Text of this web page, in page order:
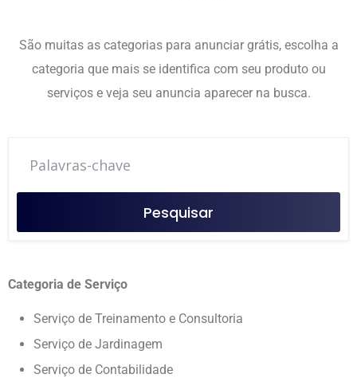
São muitas as categorias para anunciar grátis, escolha a
categoria que mais se identifica com seu produto ou
serviços e veja seu anuncia aparecer na busca.
Pesquisar
Categoria de Serviço
Serviço de Treinamento e Consultoria
Serviço de Jardinagem
Serviço de Contabilidade